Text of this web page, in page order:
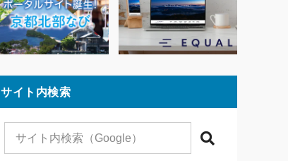
サイト内検索
検索